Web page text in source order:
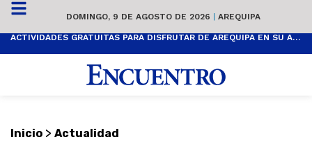
DOMINGO, 9 DE AGOSTO DE 2026 | AREQUIPA
ACTIVIDADES GRATUITAS PARA DISFRUTAR DE AREQUIPA EN SU ANIVERSARIO
Inicio > Actualidad